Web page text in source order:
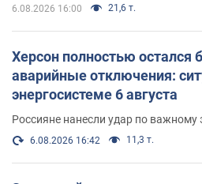
6.08.2026 16:00 21,6 т.
Херсон полностью остался
аварийные отключения:
энергосистеме 6 августа
Россияне нанесли удар по важному
6.08.2026 16:42 11,3 т.